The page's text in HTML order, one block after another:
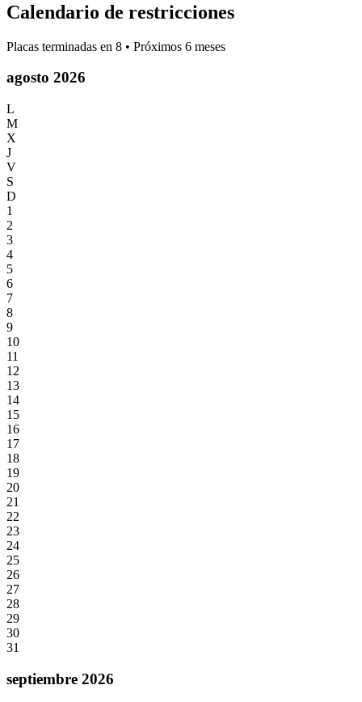
Calendario de restricciones
Placas terminadas en 8 • Próximos 6 meses
agosto 2026
L
M
X
J
V
S
D
1
2
3
4
5
6
7
8
9
10
11
12
13
14
15
16
17
18
19
20
21
22
23
24
25
26
27
28
29
30
31
septiembre 2026